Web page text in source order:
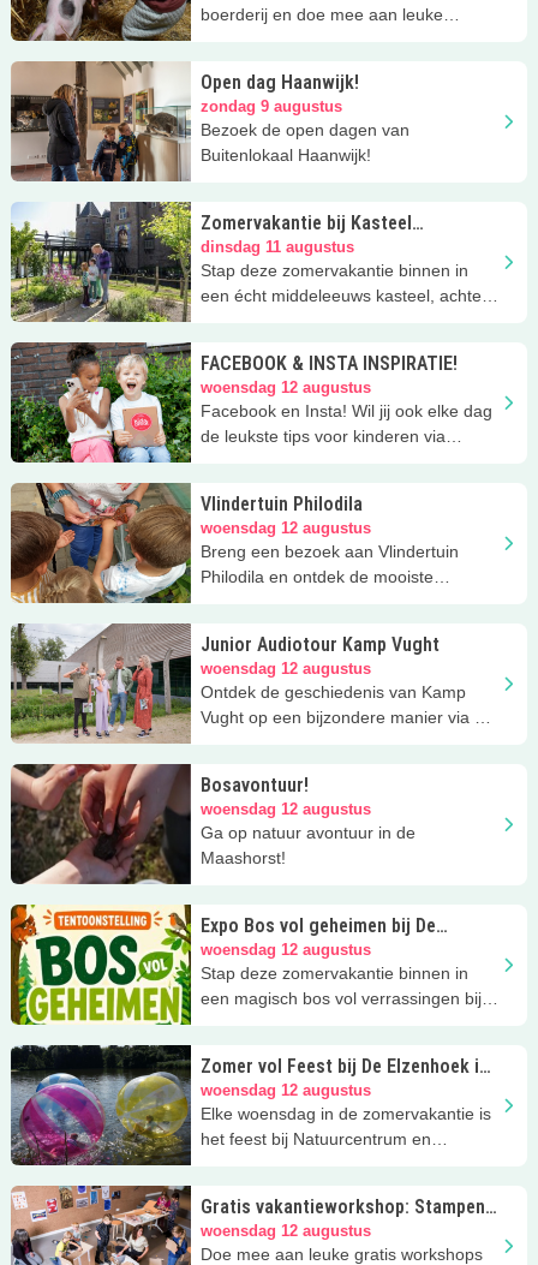
boerderij en doe mee aan leuke
Open dag Haanwijk!
zondag 9 augustus
Bezoek de open dagen van
Buitenlokaal Haanwijk!
Zomervakantie bij Kasteel
Ammersoyen
dinsdag 11 augustus
Stap deze zomervakantie binnen in
een écht middeleeuws kasteel, achter
FACEBOOK & INSTA INSPIRATIE!
woensdag 12 augustus
Facebook en Insta! Wil jij ook elke dag
de leukste tips voor kinderen via
Vlindertuin Philodila
woensdag 12 augustus
Breng een bezoek aan Vlindertuin
Philodila en ontdek de mooiste
Junior Audiotour Kamp Vught
woensdag 12 augustus
Ontdek de geschiedenis van Kamp
Vught op een bijzondere manier via de
Bosavontuur!
woensdag 12 augustus
Ga op natuur avontuur in de
Maashorst!
Expo Bos vol geheimen bij De
Elzenhoek in Oss
woensdag 12 augustus
Stap deze zomervakantie binnen in
een magisch bos vol verrassingen bij
Zomer vol Feest bij De Elzenhoek in
Oss
woensdag 12 augustus
Elke woensdag in de zomervakantie is
het feest bij Natuurcentrum en
Gratis vakantieworkshop: Stampen,
bouwen, groeien
woensdag 12 augustus
Doe mee aan leuke gratis workshops